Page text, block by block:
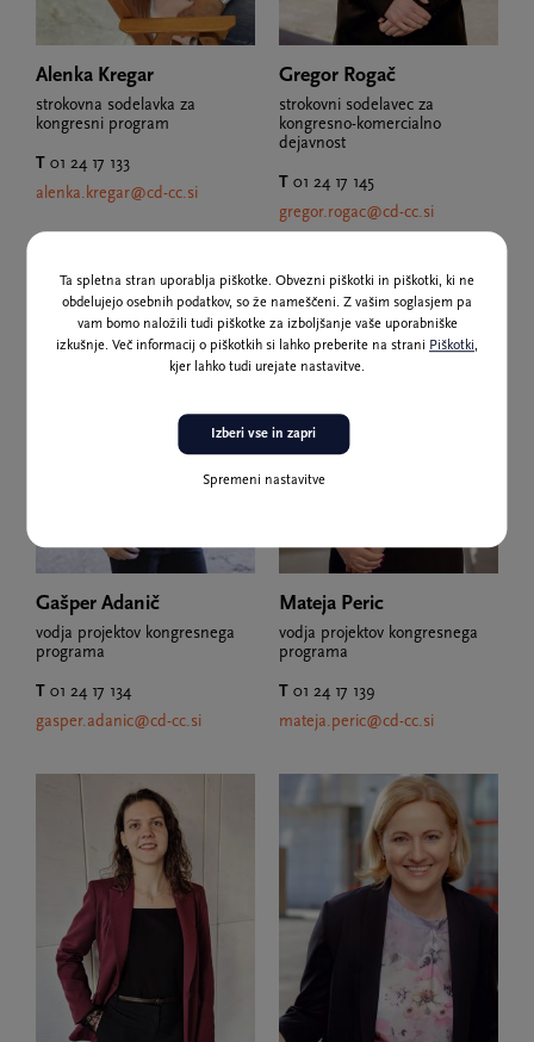
Alenka Kregar
strokovna sodelavka za
kongresni program
T 01 24 17 133
alenka.kregar@cd-cc.si
Gregor Rogač
strokovni sodelavec za
kongresno-komercialno
dejavnost
T 01 24 17 145
gregor.rogac@cd-cc.si
Gašper Adanič
vodja projektov kongresnega
programa
T 01 24 17 134
gasper.adanic@cd-cc.si
Mateja Peric
vodja projektov kongresnega
programa
T 01 24 17 139
mateja.peric@cd-cc.si
Ta spletna stran uporablja piškotke. Obvezni piškotki in piškotki, ki ne
obdelujejo osebnih podatkov, so že nameščeni. Z vašim soglasjem pa
vam bomo naložili tudi piškotke za izboljšanje vaše uporabniške
izkušnje. Več informacij o piškotkih si lahko preberite na strani Piškotki,
kjer lahko tudi urejate nastavitve.
Spremeni nastavitve
Izberi vse in zapri